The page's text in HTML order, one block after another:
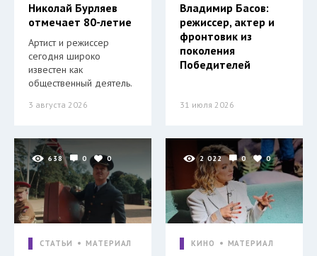
Николай Бурляев
отмечает 80-летие
Артист и режиссер
сегодня широко
известен как
общественный деятель.
3 августа 2026
Владимир Басов:
режиссер, актер и
фронтовик из
поколения
Победителей
31 июля 2026
638 0 0
СТАТЬИ МАТЕРИАЛ
2 022 0 0
КИНО МАТЕРИАЛ